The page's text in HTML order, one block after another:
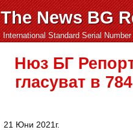
International Standard Serial
The News BG
Нюз БГ
гласуват в
21 Юни 2021г.